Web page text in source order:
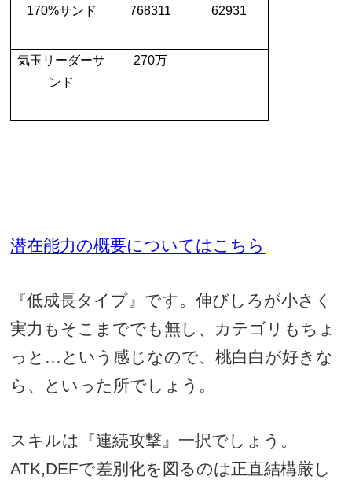
170%サンド 768311 62931
気玉リーダーサ
ンド
270万
潜在能力の概要についてはこちら
『低成長タイプ』です。伸びしろが小さく
実力もそこまででも無し、カテゴリもちょ
っと…という感じなので、桃白白が好きな
ら、といった所でしょう。
スキルは『連続攻撃』一択でしょう。
ATK,DEFで差別化を図るのは正直結構厳し